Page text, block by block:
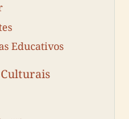
Educativos